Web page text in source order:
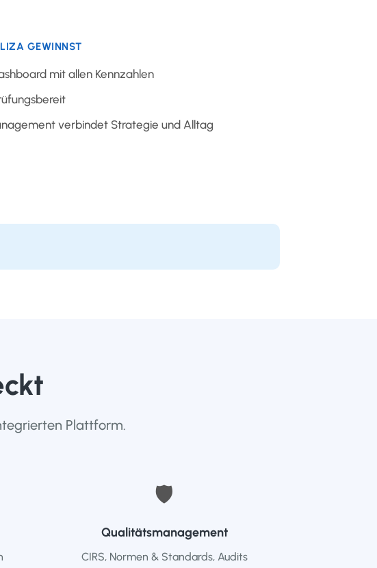
GEWINNST
mit allen Kennzahlen
verbindet Strategie und Alltag
Plattform.
🛡
Qualitätsmanagement
CIRS, Normen & Standards, Audits